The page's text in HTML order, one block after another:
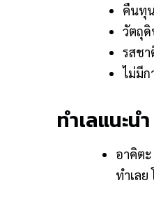
คืนทุน
วัตถุดิ
รสช
ไม่มีก
ทำเลแนะนำ
อาคิต
ทำเล